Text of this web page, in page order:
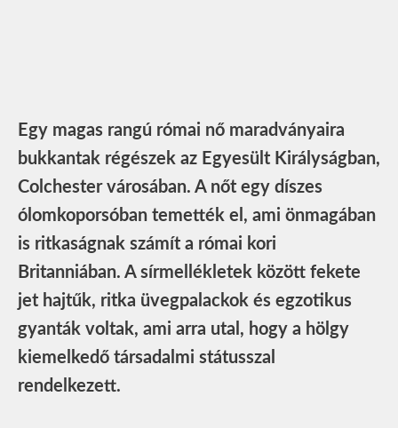
Egy magas rangú római nő maradványaira
bukkantak régészek az Egyesült Királyságban,
Colchester városában. A nőt egy díszes
ólomkoporsóban temették el, ami önmagában
is ritkaságnak számít a római kori
Britanniában. A sírmellékletek között fekete
jet hajtűk, ritka üvegpalackok és egzotikus
gyanták voltak, ami arra utal, hogy a hölgy
kiemelkedő társadalmi státusszal
rendelkezett.